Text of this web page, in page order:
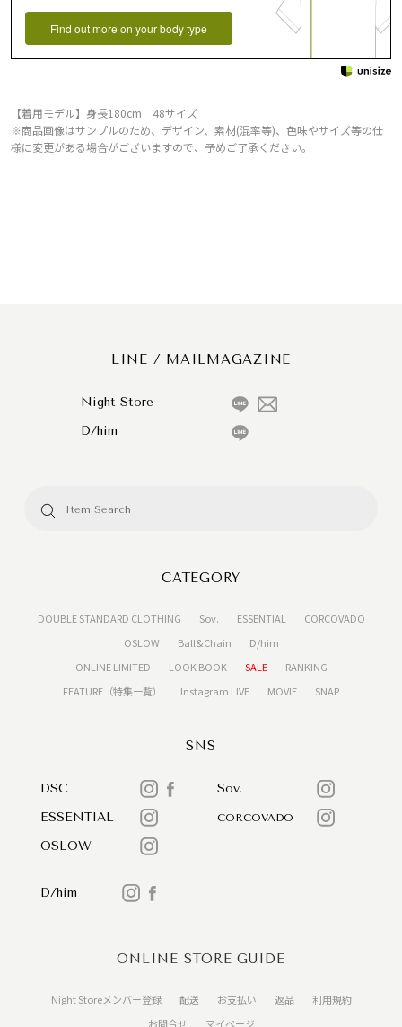
Find out more on your body type
【着用モデル】身長180cm 48サイズ
※商品画像はサンプルのため、デザイン、素材(混率等)、色味やサイズ等の仕
様に変更がある場合がございますので、予めご了承ください。
LINE / MAILMAGAZINE
Night Store
D/him
CATEGORY
DOUBLE STANDARD CLOTHING Sov. ESSENTIAL
CORCOVADO
OSLOW
Ball&Chain
D/him
ONLINE LIMITED
LOOK BOOK SALE
RANKING
FEATURE（特集一覧）
Instagram LIVE MOVIE SNAP
SNS
DSC
Sov.
ESSENTIAL
CORCOVADO
OSLOW
D/him
ONLINE STORE GUIDE
Night Storeメンバー登録 配送 お支払い 返品
利用規約
お問合せ
マイページ